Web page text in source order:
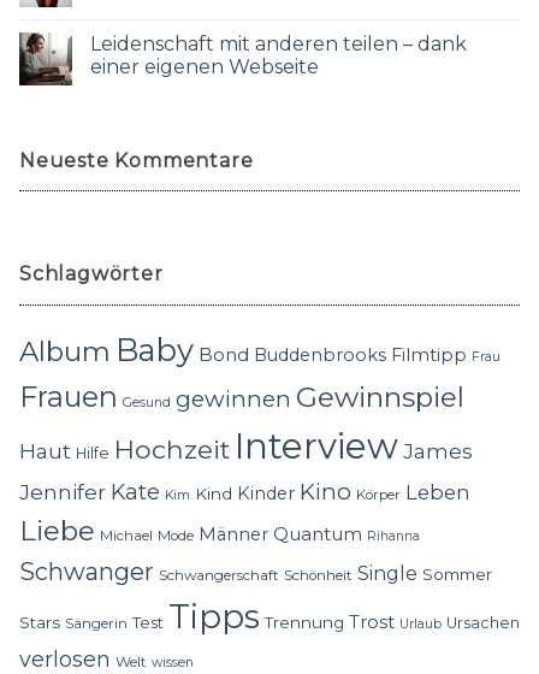
Leidenschaft mit anderen teilen – dank
einer eigenen Webseite
Neueste Kommentare
Schlagwörter
Album Baby Bond Buddenbrooks Filmtipp Frau
Frauen Gesund gewinnen Gewinnspiel
Haut Hilfe Hochzeit InterviewJames
Jennifer Kate Kim Kind Kinder Kino Körper Leben
Liebe Michael Mode Männer Quantum Rihanna
Schwanger Schwangerschaft Schönheit Single Sommer
Stars Sängerin Test Tipps Trennung Trost Urlaub Ursachen
verlosen Welt wissen